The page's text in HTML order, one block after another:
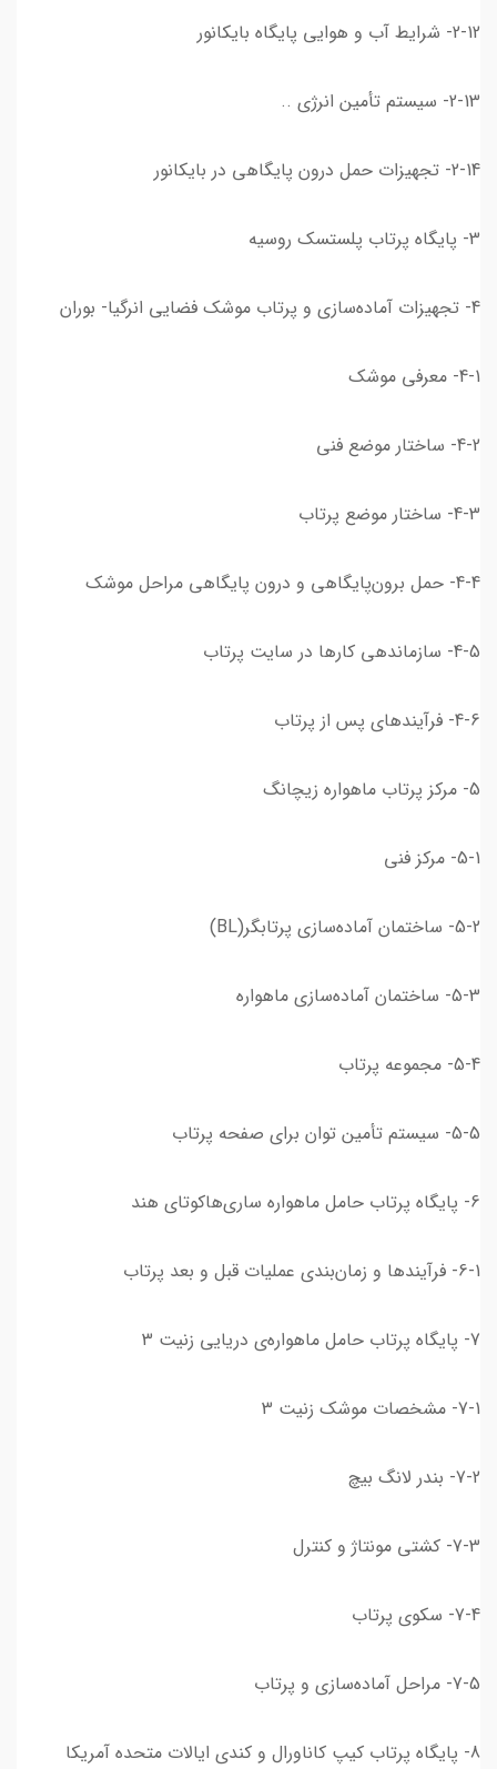
2-12- شرایط آب و هوایی پایگاه بایکانور
2-13- سیستم تأمین انرژی ..
2-14- تجهیزات حمل درون پایگاهی در بایکانور
3- پایگاه پرتاب پلستسک روسیه
4- تجهیزات آماده‌سازی و پرتاب موشک فضایی انرگیا- بوران
4-1- معرفی موشک
4-2- ساختار موضع فنی
4-3- ساختار موضع پرتاب
4-4- حمل برون‌پایگاهی و درون پایگاهی مراحل موشک
4-5- سازماندهی کارها در سایت پرتاب
4-6- فرآیندهای پس از پرتاب
5- مرکز پرتاب ماهواره زیچانگ
5-1- مرکز فنی
5-2- ساختمان آماده‌سازی پرتابگر(BL)
5-3- ساختمان آماده‌سازی ماهواره
5-4- مجموعه پرتاب
5-5- سیستم تأمین توان برای صفحه پرتاب
6- پایگاه پرتاب حامل ماهواره ساری‌هاکوتای هند
6-1- فرآیندها و زمان‌بندی عملیات قبل و بعد پرتاب
7- پایگاه پرتاب حامل ماهواره‌ی دریایی زنیت 3
7-1- مشخصات موشک زنیت 3
7-2- بندر لانگ بیچ
7-3- کشتی مونتاژ و کنترل
7-4- سکوی پرتاب
7-5- مراحل آماده‌سازی و پرتاب
8- پایگاه پرتاب کیپ کاناورال و کندی ایالات متحده آمریکا